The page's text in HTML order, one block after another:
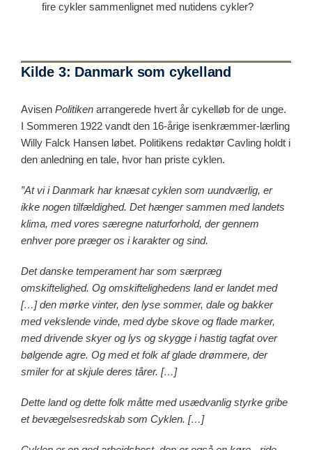
fire cykler sammenlignet med nutidens cykler?
Kilde 3: Danmark som cykelland
Avisen Politiken arrangerede hvert år cykelløb for de unge.
I Sommeren 1922 vandt den 16-årige isenkræmmer-lærling
Willy Falck Hansen løbet. Politikens redaktør Cavling holdt i
den anledning en tale, hvor han priste cyklen.
”At vi i Danmark har knæsat cyklen som uundværlig, er
ikke nogen tilfældighed. Det hænger sammen med landets
klima, med vores særegne naturforhold, der gennem
enhver pore præger os i karakter og sind.
Det danske temperament har som særpræg
omskiftelighed. Og omskiftelighedens land er landet med
[…] den mørke vinter, den lyse sommer, dale og bakker
med vekslende vinde, med dybe skove og flade marker,
med drivende skyer og lys og skygge i hastig tagfat over
bølgende agre. Og med et folk af glade drømmere, der
smiler for at skjule deres tårer. […]
Dette land og dette folk måtte med usædvanlig styrke gribe
et bevægelsesredskab som Cyklen. […]